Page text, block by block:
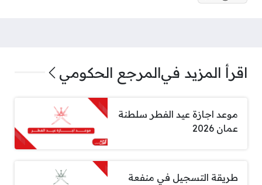
اقرأ المزيد فيالمرجع الحكومي
موعد اجازة عيد الفطر سلطنة
عمان 2026
طريقة التسجيل في منفعة